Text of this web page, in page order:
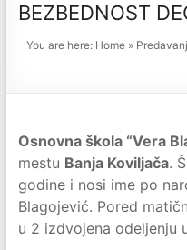
BEZBEDNOST
You are here: Home »
Osnovna škola “Vera
mestu Banja Koviljača.
godine i nosi ime po
Blagojević. Pored
u 2 izdvojena odeljenju